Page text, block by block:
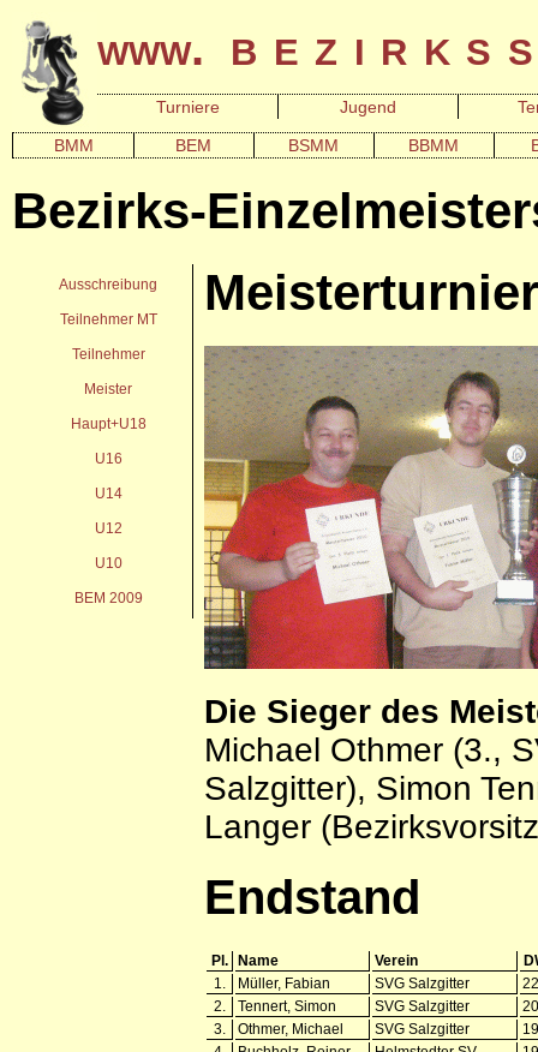
www.
Turniere Jugend
BMM
BEM BSMM BBMM
Bezirks-
Ausschreibung
Teilnehmer MT
Teilnehmer
Meister
Haupt+U18
U16
U14
U12
U10
BEM 2009
Meisterturnier
Die Sieger des
Michael Othmer (3.,
Salzgitter), Simon
Langer
Endstand
Pl. Name Verein
1.
Müller, Fabian SVG Salzgitter
2.
Tennert, Simon SVG Salzgitter
3.
Othmer, Michael SVG Salzgitter